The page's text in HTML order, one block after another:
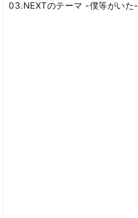
03.NEXTのテーマ -僕等がいた-